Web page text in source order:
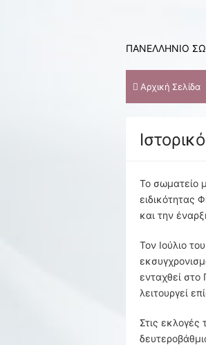
ΠΑΝΕΛΛΗΝΙΟ
Αρχική Σελίδα
Το σωματείο
ειδικότητας
και την
Τον Ιούλιο
ενταχθεί
λειτουργεί
Στις